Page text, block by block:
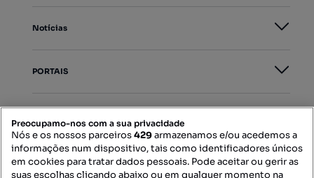
Notícias
PORTAIS
Contacte-nos
Preocupamo-nos com a sua privacidade
Nós e os nossos parceiros429armazenamos e/ou acedemos a
informações num dispositivo, tais como identificadores únicos
em cookies para tratar dados pessoais. Pode aceitar ou gerir as
suas escolhas clicando abaixo ou em qualquer momento na